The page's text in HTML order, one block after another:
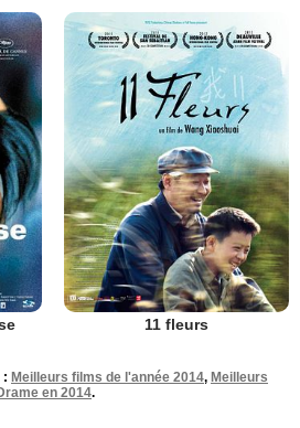
11 fleurs
: Meilleurs films de l'année 2014, Meilleurs
en 2014.